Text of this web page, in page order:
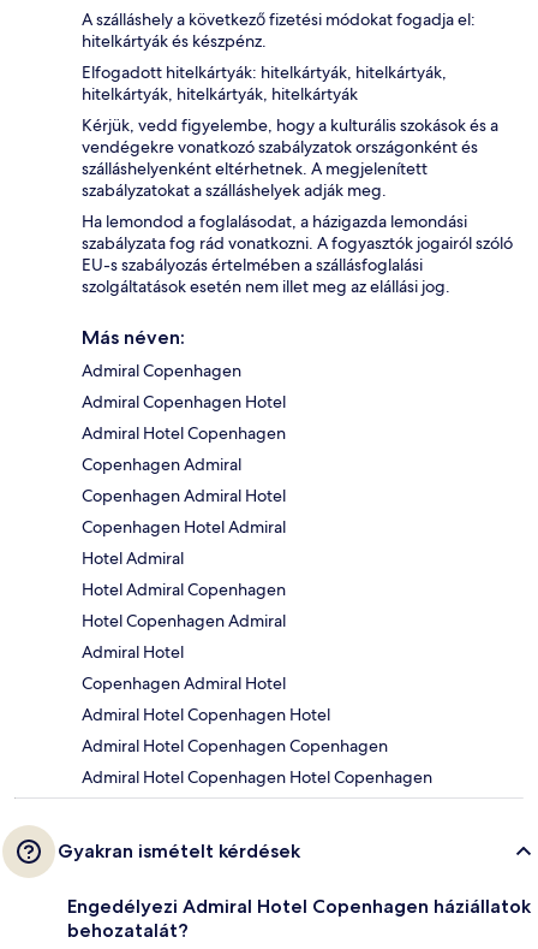
A szálláshely a következő fizetési módokat fogadja el:
hitelkártyák és készpénz.
Elfogadott hitelkártyák: hitelkártyák, hitelkártyák,
hitelkártyák, hitelkártyák, hitelkártyák
Kérjük, vedd figyelembe, hogy a kulturális szokások és a
vendégekre vonatkozó szabályzatok országonként és
szálláshelyenként eltérhetnek. A megjelenített
szabályzatokat a szálláshelyek adják meg.
Ha lemondod a foglalásodat, a házigazda lemondási
szabályzata fog rád vonatkozni. A fogyasztók jogairól szóló
EU-s szabályozás értelmében a szállásfoglalási
szolgáltatások esetén nem illet meg az elállási jog.
Más néven:
Admiral Copenhagen
Admiral Copenhagen Hotel
Admiral Hotel Copenhagen
Copenhagen Admiral
Copenhagen Admiral Hotel
Copenhagen Hotel Admiral
Hotel Admiral
Hotel Admiral Copenhagen
Hotel Copenhagen Admiral
Admiral Hotel
Copenhagen Admiral Hotel
Admiral Hotel Copenhagen Hotel
Admiral Hotel Copenhagen Copenhagen
Admiral Hotel Copenhagen Hotel Copenhagen
Gyakran ismételt kérdések
Engedélyezi Admiral Hotel Copenhagen háziállatok
behozatalát?